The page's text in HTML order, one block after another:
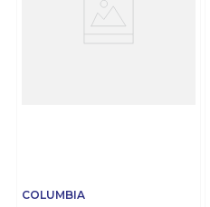
COLUMBIA